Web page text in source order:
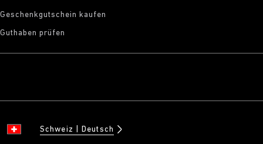
Geschenkgutschein kaufen
Guthaben prüfen
Schweiz Deutsch